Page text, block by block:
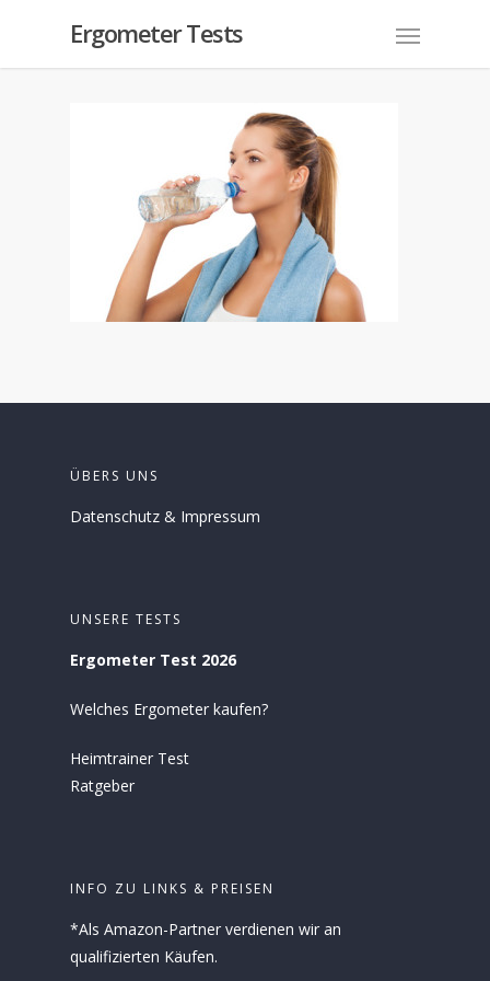
Ergometer Tests
ÜBERS UNS
Datenschutz & Impressum
UNSERE TESTS
Ergometer Test 2026
Welches Ergometer kaufen?
Heimtrainer Test
Ratgeber
INFO ZU LINKS & PREISEN
*Als Amazon-Partner verdienen wir an
qualifizierten Käufen.